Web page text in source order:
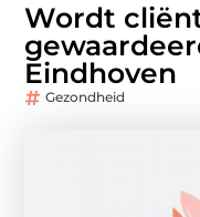
Wordt
Eindhoven
Gezondheid